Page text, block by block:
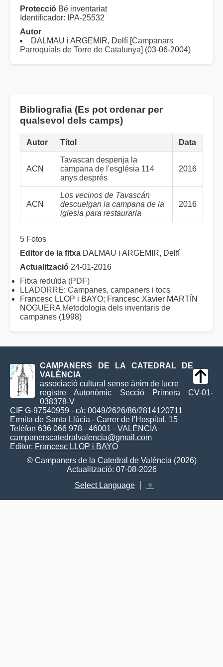
Protecció Bé inventariat
Identificador: IPA-25532
Autor
DALMAU i ARGEMIR, Delfí [Campanars
Parroquials de Torre de Catalunya] (03-06-2004)
Bibliografia (Es pot ordenar per
qualsevol dels camps)
Autor Títol Data
ACN
Tavascan despenja la
campana de l'església 114
anys després
2016
ACN
Los vecinos de Tavascán
descuelgan la campana de la
iglesia para restaurarla
2016
5 Fotos
Editor de la fitxa DALMAU i ARGEMIR, Delfí
Actualització 24-01-2016
Fitxa reduïda (PDF)
LLADORRE: Campanes, campaners i tocs
Francesc LLOP i BAYO; Francesc Xavier MARTÍN
NOGUERA Metodologia dels inventaris de
campanes (1998)
CAMPANERS DE LA CATEDRAL DE
VALÈNCIA
associació cultural sense ànim de lucre
registre Autonòmic Secció Primera CV-01-
038378-V
CIF G-97540959 - c/c 0049/2626/86/2814120711
Ermita de Santa Llúcia - Carrer de l'Hospital, 15
Telèfon 636 066 978 - 46001 - VALÈNCIA
campanerscatedralvalencia@gmail.com
Editor: Francesc LLOP i BAYO
© Campaners de la Catedral de València (2026)
Actualització: 07-08-2026
Select Language
▼